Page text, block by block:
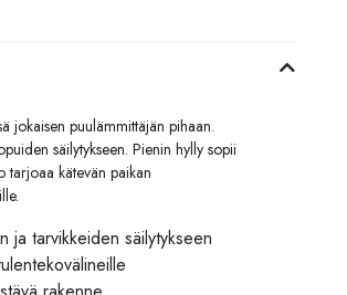
jokaisen puulämmittäjän pihaan.
säilytykseen. Pienin hylly sopii
tarjoaa kätevän paikan
ja tarvikkeiden säilytykseen